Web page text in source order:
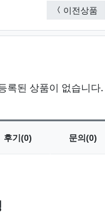
이전상품
록된 상품이 없습니다.
후기(0) 문의(0)